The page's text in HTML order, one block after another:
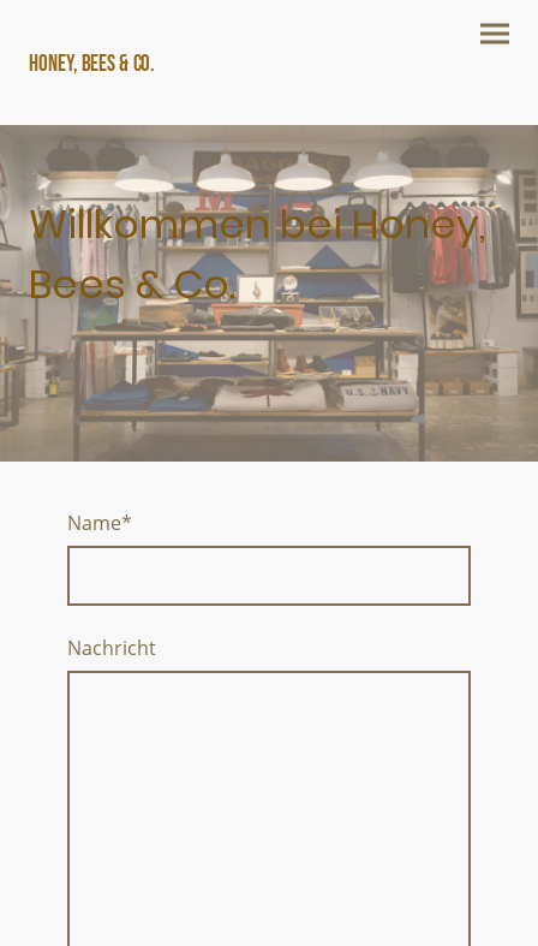
Honey, Bees & Co.
Willkommen bei Honey,
Bees & Co.
Name*
Nachricht